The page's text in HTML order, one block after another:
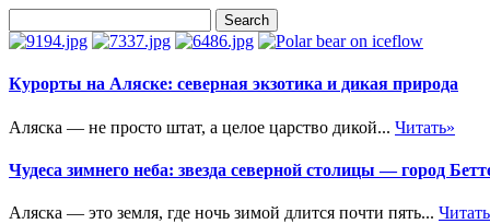
Курорты на Аляске: северная экзотика и дикая природа
Аляска — не просто штат, а целое царство дикой... Читать»
Чудеса зимнего неба: звезда северной столицы — город
Аляска — это земля, где ночь зимой длится почти пять...